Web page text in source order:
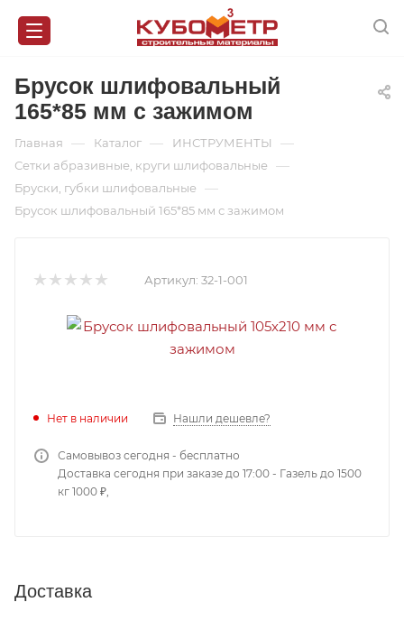
Брусок шлифовальный
165*85 мм с зажимом
Главная — Каталог — ИНСТРУМЕНТЫ —
Сетки абразивные, круги шлифовальные —
Бруски, губки шлифовальные —
Брусок шлифовальный 165*85 мм с зажимом
Артикул: 32-1-001
Нет в наличии Нашли дешевле?
Самовывоз сегодня - бесплатно
Доставка сегодня при заказе до 17:00 - Газель до 1500
кг 1000 ₽,
Доставка